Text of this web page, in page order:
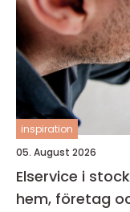
inspiration
05. August 2026
Elservice i stockholm trygg el i
hem, företag